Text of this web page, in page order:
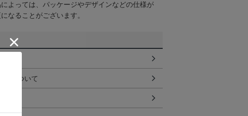
よっては、パッケージやデザインなどの仕様が
なることがございます。
応について